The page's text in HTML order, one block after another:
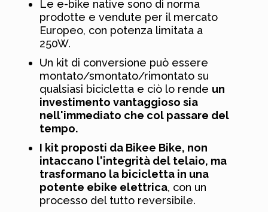
Le e-bike native sono di norma
prodotte e vendute per il mercato
Europeo, con potenza limitata a
250W.
Un kit di conversione può essere
montato/smontato/rimontato su
qualsiasi bicicletta e ciò lo rende un
investimento vantaggioso sia
nell'immediato che col passare del
tempo.
I kit proposti da Bikee Bike, non
intaccano l'integrità del telaio, ma
trasformano la bicicletta in una
potente ebike elettrica, con un
processo del tutto reversibile.